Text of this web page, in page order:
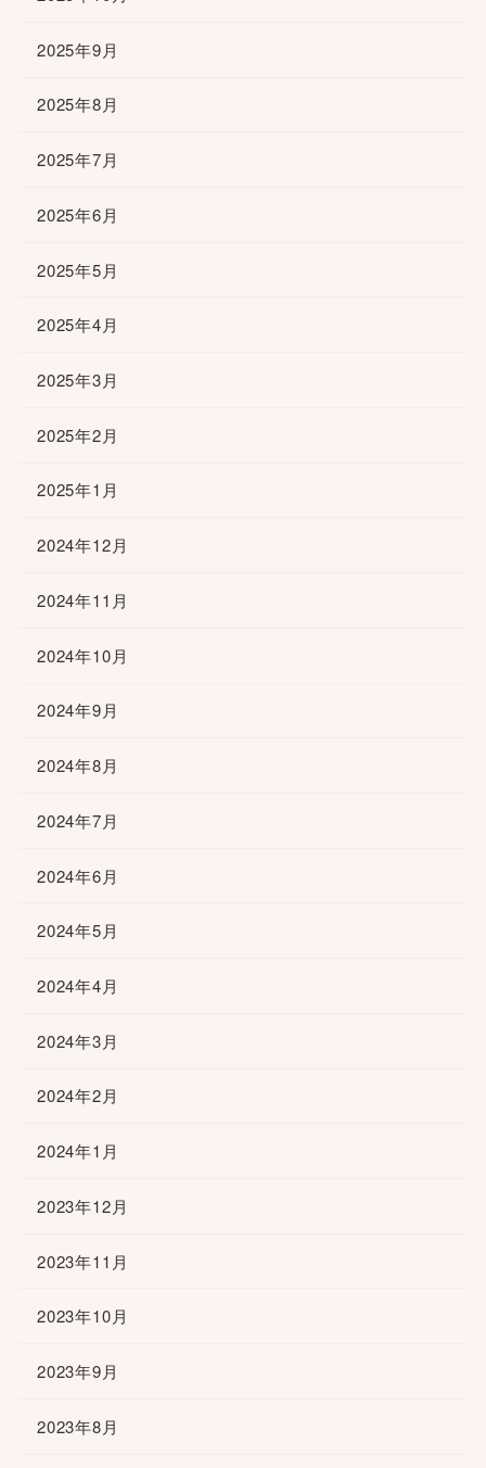
2025年9月
2025年8月
2025年7月
2025年6月
2025年5月
2025年4月
2025年3月
2025年2月
2025年1月
2024年12月
2024年11月
2024年10月
2024年9月
2024年8月
2024年7月
2024年6月
2024年5月
2024年4月
2024年3月
2024年2月
2024年1月
2023年12月
2023年11月
2023年10月
2023年9月
2023年8月